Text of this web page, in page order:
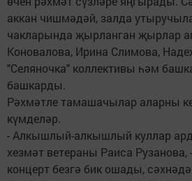
аккан чишмәдәй, залда
чакларында җырланган җырлар
Коновалова, Ирина Слимова,
"Селяночка" коллективы һәм
башкарды.
Рәхмәтле тамашачылар аларны
күмделәр.
- Алкышлый-алкышлый куллар
хезмәт ветераны Раиса
концерт безгә бик ошады,